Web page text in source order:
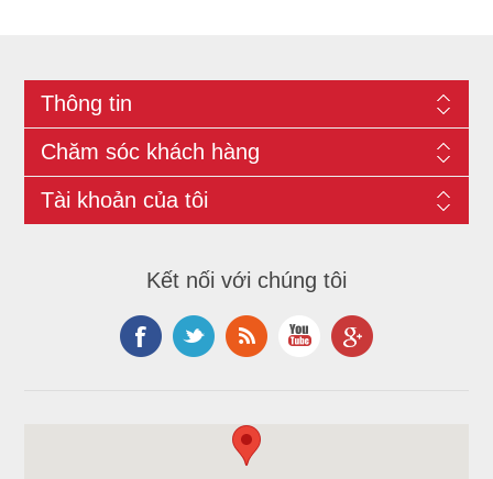
Thông tin
Chăm sóc khách hàng
Tài khoản của tôi
Kết nối với chúng tôi